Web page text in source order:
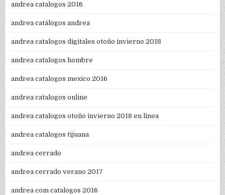
andrea catalogos 2016
andrea catálogos andrea
andrea catalogos digitales otoño invierno 2018
andrea catalogos hombre
andrea catalogos mexico 2016
andrea catalogos online
andrea catalogos otoño invierno 2018 en linea
andrea catalogos tijuana
andrea cerrado
andrea cerrado verano 2017
andrea com catalogos 2016